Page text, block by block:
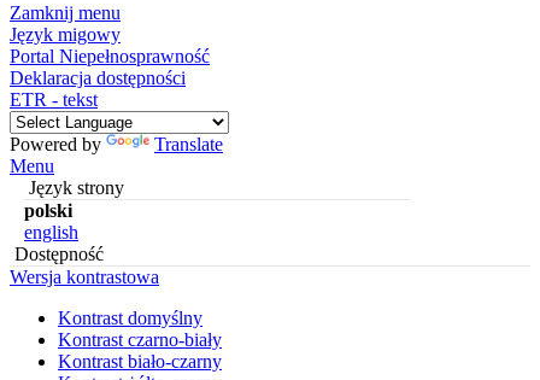
Zamknij menu
Język migowy
Portal Niepełnosprawność
Deklaracja dostępności
ETR - tekst
Powered by
Translate
Menu
Język strony
polski
english
Dostępność
Wersja kontrastowa
Kontrast domyślny
Kontrast czarno-biały
Kontrast biało-czarny